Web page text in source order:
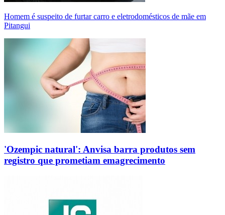
Homem é suspeito de furtar carro e eletrodomésticos de mãe em
Pitangui
'Ozempic natural': Anvisa barra produtos sem
registro que prometiam emagrecimento